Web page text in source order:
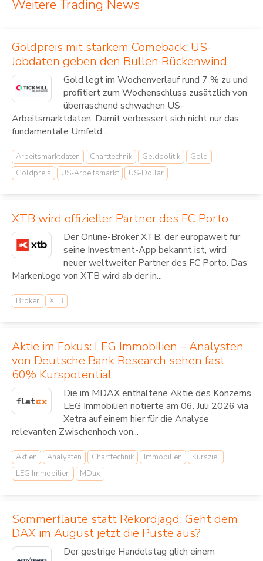
Weitere Trading News
Goldpreis mit starkem Comeback: US-
Jobdaten geben den Bullen Rückenwind
Gold legt im Wochenverlauf rund 7 % zu und
profitiert zum Wochenschluss zusätzlich von
überraschend schwachen US-
Arbeitsmarktdaten. Damit verbessert sich nicht nur das
fundamentale Umfeld...
Arbeitsmarktdaten Charttechnik Geldpolitik
Gold
Goldpreis
US-Arbeitsmarkt US-Dollar
XTB wird offizieller Partner des FC Porto
Der Online-Broker XTB, der europaweit für
seine Investment-App bekannt ist, wird
neuer weltweiter Partner des FC Porto. Das
Markenlogo von XTB wird ab der in...
Broker XTB
Aktie im Fokus: LEG Immobilien – Analysten
von Deutsche Bank Research sehen fast
60% Kurspotential
Die im MDAX enthaltene Aktie des Konzerns
LEG Immobilien notierte am 06. Juli 2026 via
Xetra auf einem hier für die Analyse
relevanten Zwischenhoch von...
Aktien Analysten Charttechnik Immobilien
Kursziel
LEG Immobilien
MDax
Sommerflaute statt Rekordjagd: Geht dem
DAX im August jetzt die Puste aus?
Der gestrige Handelstag glich einem